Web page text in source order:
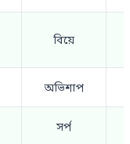
বিয়ে
অভিশাপ
সর্প